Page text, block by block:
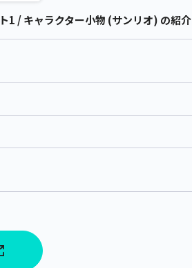
1 / キャラクター小物 (サンリオ) の紹介